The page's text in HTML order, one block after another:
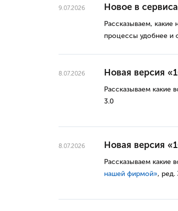
9.07.2026 Новое в
Рассказываем,
процессы удобнее и
8.07.2026 Новая версия
Рассказываем какие
3.0
8.07.2026 Новая версия
Рассказываем какие
нашей фирмой», ред.